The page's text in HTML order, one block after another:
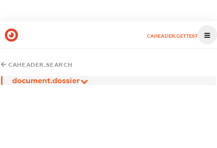
CAHEADER.GETTEST
CAHEADER.SEARCH
document.dossier